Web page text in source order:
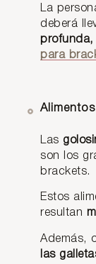
La
deberá
profunda,
para
Las
son los
brackets.
Estos
resultan
Además,
las